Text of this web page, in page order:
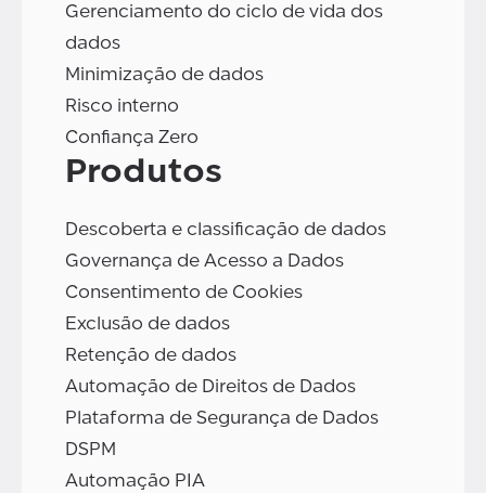
Gerenciamento do ciclo de vida dos
dados
Minimização de dados
Risco interno
Confiança Zero
Produtos
Descoberta e classificação de dados
Governança de Acesso a Dados
Consentimento de Cookies
Exclusão de dados
Retenção de dados
Automação de Direitos de Dados
Plataforma de Segurança de Dados
DSPM
Automação PIA